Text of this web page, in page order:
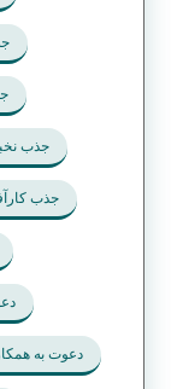
جذب
جذب
دعوت به